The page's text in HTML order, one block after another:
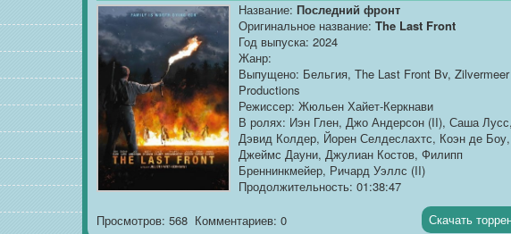
Название: Последний фронт
Оригинальное название: The Last Front
Год выпуска: 2024
Жанр:
Выпущено: Бельгия, The Last Front Bv, Zilvermeer
Productions
Режиссер: Жюльен Хайет-Керкнави
В ролях: Иэн Глен, Джо Андерсон (II), Саша Лусс,
Дэвид Колдер, Йорен Селдеслахтс, Коэн де Боу,
Джеймс Дауни, Джулиан Костов, Филипп
Бреннинкмейер, Ричард Уэллс (II)
Продолжительность: 01:38:47
Любительский многоголосый
Просмотров: 568 Комментариев: 0 Скачать